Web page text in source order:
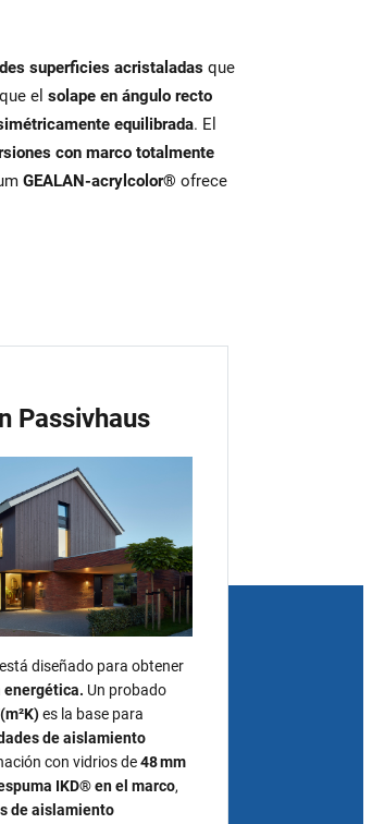
superficies acristaladas que
el solape en ángulo recto
equilibrada. El
con marco totalmente
GEALAN‑acrylcolor® ofrece
Passivhaus
diseñado para obtener
. Un probado
es la base para
de aislamiento
con vidrios de48 mm
IKD® en el marco,
de aislamiento